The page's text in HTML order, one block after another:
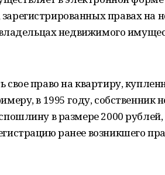
правах на
недвижимого
свое право на квартиру,
в 1995 году, собственник
в размере 2000 рублей,
ранее возникшего